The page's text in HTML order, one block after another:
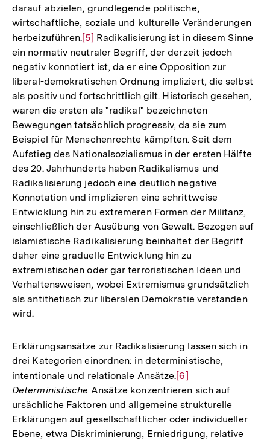
darauf abzielen, grundlegende politische,
wirtschaftliche, soziale und kulturelle Veränderungen
herbeizuführen.Zur
Auflösung
der
Fußnote
[5] Radikalisierung ist in diesem Sinne
ein normativ neutraler Begriff, der derzeit jedoch
negativ konnotiert ist, da er eine Opposition zur
liberal-demokratischen Ordnung impliziert, die selbst
als positiv und fortschrittlich gilt. Historisch gesehen,
waren die ersten als "radikal" bezeichneten
Bewegungen tatsächlich progressiv, da sie zum
Beispiel für Menschenrechte kämpften. Seit dem
Aufstieg des Nationalsozialismus in der ersten Hälfte
des 20. Jahrhunderts haben Radikalismus und
Radikalisierung jedoch eine deutlich negative
Konnotation und implizieren eine schrittweise
Entwicklung hin zu extremeren Formen der Militanz,
einschließlich der Ausübung von Gewalt. Bezogen auf
islamistische Radikalisierung beinhaltet der Begriff
daher eine graduelle Entwicklung hin zu
extremistischen oder gar terroristischen Ideen und
Verhaltensweisen, wobei Extremismus grundsätzlich
als antithetisch zur liberalen Demokratie verstanden
wird.
Erklärungsansätze zur Radikalisierung lassen sich in
drei Kategorien einordnen: in deterministische,
intentionale und relationale Ansätze.Zur
Auflösung
der
Fußnote
[6]
Deterministische Ansätze konzentrieren sich auf
ursächliche Faktoren und allgemeine strukturelle
Erklärungen auf gesellschaftlicher oder individueller
Ebene, etwa Diskriminierung, Erniedrigung, relative